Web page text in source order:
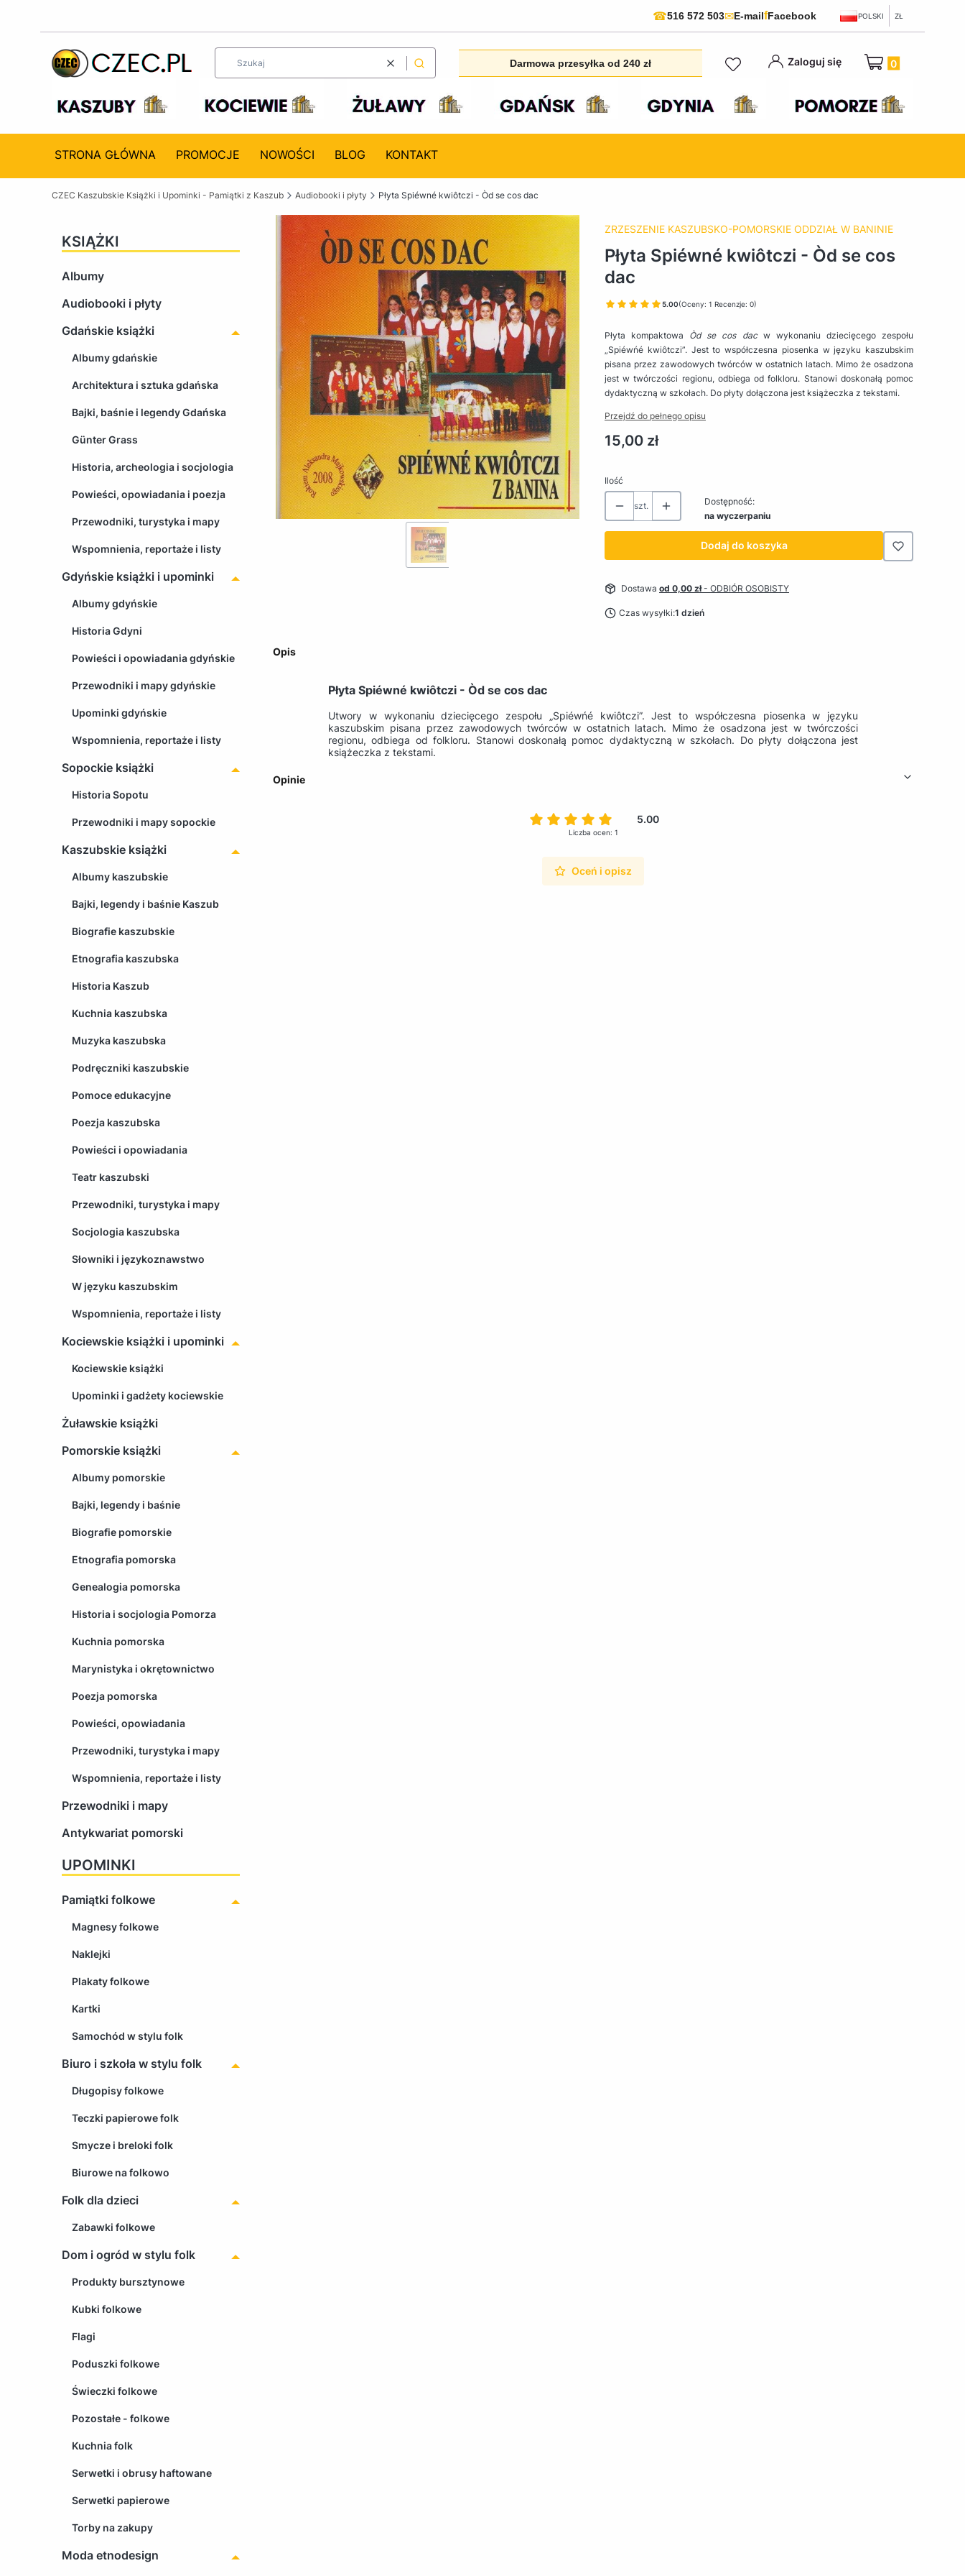
☎516 572 503✉E-mailfFacebook POLSKI ZŁ
WyczyśćSzukaj Darmowa przesyłka od 240 zł Zaloguj się Produkty w
STRONA GŁÓWNA PROMOCJE NOWOŚCI BLOG KONTAKT
CZEC Kaszubskie Książki i Upominki - Pamiątki z Kaszub Audiobooki i płyty Płyta Spiéwné kwiôtczi - Òd se cos dac
KSIĄŻKI
Albumy
Audiobooki i płyty
Gdańskie książki
Albumy gdańskie
Architektura i sztuka gdańska
Bajki, baśnie i legendy Gdańska
Günter Grass
Historia, archeologia i socjologia
Powieści, opowiadania i poezja
Przewodniki, turystyka i mapy
Wspomnienia, reportaże i listy
Gdyńskie książki i upominki
Albumy gdyńskie
Historia Gdyni
Powieści i opowiadania gdyńskie
Przewodniki i mapy gdyńskie
Upominki gdyńskie
Wspomnienia, reportaże i listy
Sopockie książki
Historia Sopotu
Przewodniki i mapy sopockie
Kaszubskie książki
Albumy kaszubskie
Bajki, legendy i baśnie Kaszub
Biografie kaszubskie
Etnografia kaszubska
Historia Kaszub
Kuchnia kaszubska
Muzyka kaszubska
Podręczniki kaszubskie
Pomoce edukacyjne
Poezja kaszubska
Powieści i opowiadania
Teatr kaszubski
Przewodniki, turystyka i mapy
Socjologia kaszubska
Słowniki i językoznawstwo
W języku kaszubskim
Wspomnienia, reportaże i listy
Kociewskie książki i upominki
Kociewskie książki
Upominki i gadżety kociewskie
Żuławskie książki
Pomorskie książki
Albumy pomorskie
Bajki, legendy i baśnie
Biografie pomorskie
Etnografia pomorska
Genealogia pomorska
Historia i socjologia Pomorza
Kuchnia pomorska
Marynistyka i okrętownictwo
Poezja pomorska
Powieści, opowiadania
Przewodniki, turystyka i mapy
Wspomnienia, reportaże i listy
Przewodniki i mapy
Antykwariat pomorski
UPOMINKI
Pamiątki folkowe
Magnesy folkowe
Naklejki
Plakaty folkowe
Kartki
Samochód w stylu folk
Biuro i szkoła w stylu folk
Długopisy folkowe
Teczki papierowe folk
Smycze i breloki folk
Biurowe na folkowo
Folk dla dzieci
Zabawki folkowe
Dom i ogród w stylu folk
Produkty bursztynowe
Kubki folkowe
Flagi
Poduszki folkowe
Świeczki folkowe
Pozostałe - folkowe
Kuchnia folk
Serwetki i obrusy haftowane
Serwetki papierowe
Torby na zakupy
Moda etnodesign
ZRZESZENIE KASZUBSKO-POMORSKIE ODDZIAŁ W BANINIE
Płyta Spiéwné kwiôtczi - Òd se cos
dac
5.00(Oceny: 1 Recenzje: 0)
Płyta kompaktowa Òd se cos dacw wykonaniu dziecięcego zespołu
„Spiéwńé kwiôtczi”. Jest to współczesna piosenka w języku kaszubskim
pisana przez zawodowych twórców w ostatnich latach. Mimo że osadzona
jest w twórczości regionu, odbiega od folkloru. Stanowi doskonałą pomoc
dydaktyczną w szkołach. Do płyty dołączona jest książeczka z tekstami.
Przejdź do pełnego opisu
Cena
15,00 zł
Ilość
szt.
Dostępność:
na wyczerpaniu
Dodaj do koszyka
Dostawa od 0,00 zł- ODBIÓR OSOBISTY
Czas wysyłki:1 dzień
Opis
Płyta Spiéwné kwiôtczi - Òd se cos dac
Utwory w wykonaniu dziecięcego zespołu „Spiéwńé kwiôtczi”. Jest to współczesna piosenka w języku
kaszubskim pisana przez zawodowych twórców w ostatnich latach. Mimo że osadzona jest w twórczości
regionu, odbiega od folkloru. Stanowi doskonałą pomoc dydaktyczną w szkołach. Do płyty dołączona jest
książeczka z tekstami.
Opinie
5.00
Liczba ocen: 1
Oceń i opisz